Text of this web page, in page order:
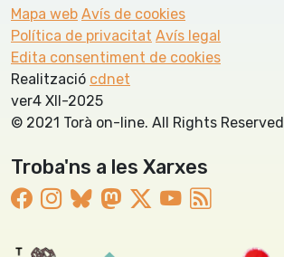
Mapa web Avís de cookies
Política de privacitat Avís legal
Edita consentiment de cookies
Realització cdnet
ver4 XII-2025
© 2021 Torà on-line. All Rights Reserved
Troba'ns a les Xarxes